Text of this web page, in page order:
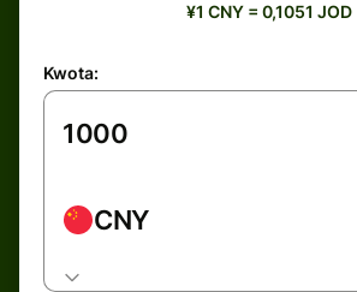
¥1 CNY = 0,1051 JOD
Kwota:
CNY